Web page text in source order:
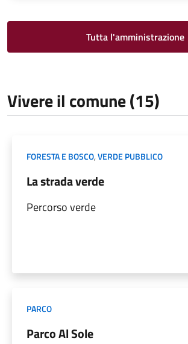
Tutta l'amministrazione
Vivere il comune (15)
FORESTA E BOSCO,VERDE PUBBLICO
La strada verde
Percorso verde
PARCO
Parco Al Sole